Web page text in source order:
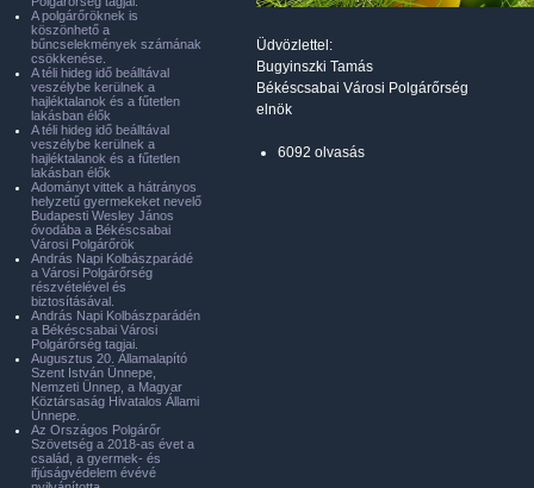
Üdvözlettel:
Bugyinszki Tamás
Békéscsabai Városi Polgárőrség
elnök
6092 olvasás
A polgárőröknek is
köszönhető a
bűncselekmények számának
csökkenése.
A téli hideg idő beálltával
veszélybe kerülnek a
hajléktalanok és a fűtetlen
lakásban élők
A téli hideg idő beálltával
veszélybe kerülnek a
hajléktalanok és a fűtetlen
lakásban élők
Adományt vittek a hátrányos
helyzetű gyermekeket nevelő
Budapesti Wesley János
óvodába a Békéscsabai
Városi Polgárőrök
András Napi Kolbászparádé
a Városi Polgárőrség
részvételével és
biztosításával.
András Napi Kolbászparádén
a Békéscsabai Városi
Polgárőrség tagjai.
Augusztus 20. Államalapító
Szent István Ünnepe,
Nemzeti Ünnep, a Magyar
Köztársaság Hivatalos Állami
Ünnepe.
Az Országos Polgárőr
Szövetség a 2018-as évet a
család, a gyermek- és
ifjúságvédelem évévé